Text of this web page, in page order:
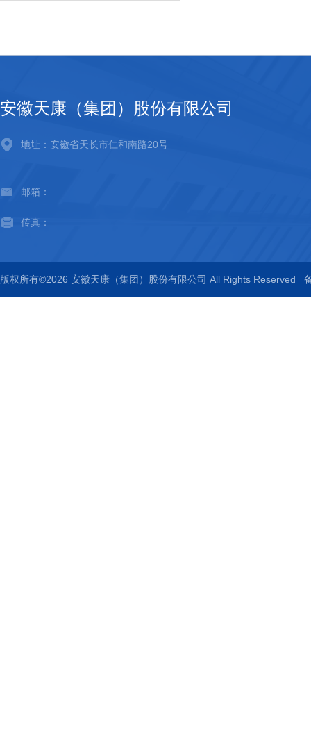
安徽天康（集团）股份有限公司
地址：安徽省天长市仁和南路20号
邮箱：
传真：
版权所有©2026 安徽天康（集团）股份有限公司 All Rights Reserved